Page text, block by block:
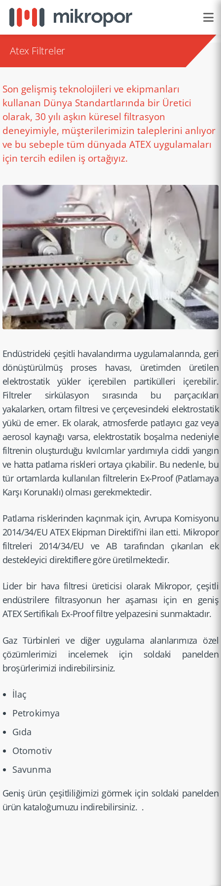
Atex Filtreler
Son gelişmiş teknolojileri ve ekipmanları
kullanan Dünya Standartlarında bir Üretici
olarak, 30 yılı aşkın küresel filtrasyon
deneyimiyle, müşterilerimizin taleplerini anlıyor
ve bu sebeple tüm dünyada ATEX uygulamaları
için tercih edilen iş ortağıyız.
Endüstri­deki çeşitli havaland­ırma uygulama­larında, geri
dönüştür­ülmüş proses havası, üretimden üretilen
elektros­tatik yükler içerebilen partikül­leri içerebilir.
Filtreler sirkülas­yon sırasında bu parçacık­ları
yakalarken, ortam filtresi ve çerçeves­indeki elektros­tatik
yükü de emer. Ek olarak, atmosferde patlayıcı gaz veya
aerosol kaynağı varsa, elektros­tatik boşalma nedeniyle
filtrenin oluşturd­uğu kıvılcım­lar yardımıyla ciddi yangın
ve hatta patlama riskleri ortaya çıkabilir. Bu nedenle, bu
tür ortamlarda kullanılan filtrele­rin Ex-Proof (Patlamaya
Karşı Korunaklı) olması gerekmek­tedir.
Patlama riskleri­nden kaçınmak için, Avrupa Komisyonu
2014/34/EU ATEX Ekipman Direktifi’ni ilan etti. Mikropor
filtreleri 2014/34/EU ve AB tarafından çıkarılan ek
destekle­yici direktif­lere göre üretilme­ktedir.
Lider bir hava filtresi üreticisi olarak Mikropor, çeşitli
endüstri­lere filtrasy­onun her aşaması için en geniş
ATEX Sertifik­alı Ex-Proof filtre yelpazes­ini sunmakta­dır.
Gaz Türbinleri ve diğer uygulama alanları­mıza özel
çözümler­imizi incelemek için soldaki panelden
broşürle­rimizi indirebi­lirsiniz.
İlaç
Petrokimya
Gıda
Otomotiv
Savunma
Geniş ürün çeşitlil­iğimizi görmek için soldaki panelden
ürün kataloğu­muzu indirebi­lirsiniz. .